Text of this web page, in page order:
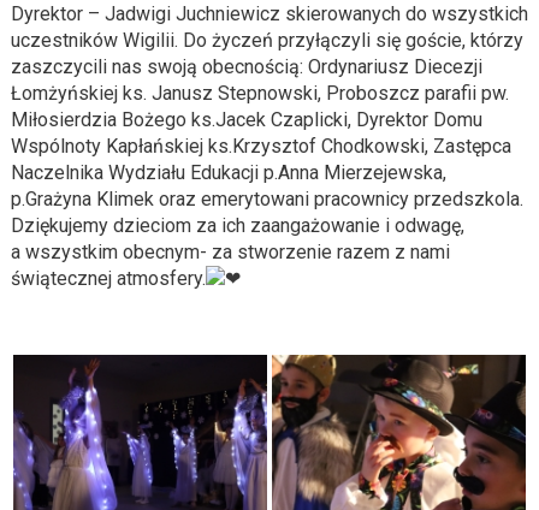
Dyrektor – Jadwigi Juchniewicz skierowanych do wszystkich
uczestników Wigilii. Do życzeń przyłączyli się goście, którzy
zaszczycili nas swoją obecnością: Ordynariusz Diecezji
Łomżyńskiej ks. Janusz Stepnowski, Proboszcz parafii pw.
Miłosierdzia Bożego ks.Jacek Czaplicki, Dyrektor Domu
Wspólnoty Kapłańskiej ks.Krzysztof Chodkowski, Zastępca
Naczelnika Wydziału Edukacji p.Anna Mierzejewska,
p.Grażyna Klimek oraz emerytowani pracownicy przedszkola.
Dziękujemy dzieciom za ich zaangażowanie i odwagę,
a wszystkim obecnym- za stworzenie razem z nami
świątecznej atmosfery.